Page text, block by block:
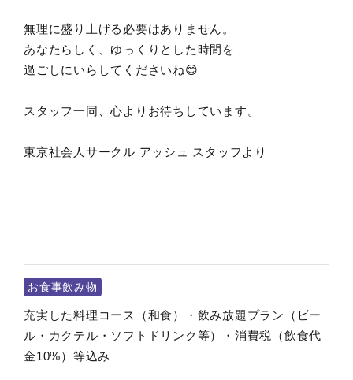
無理に盛り上げる必要はありません。
あなたらしく、ゆっくりとした時間を
過ごしにいらしてくださいね😊
スタッフ一同、心よりお待ちしています。
東京社会人サークル アッシュ スタッフより
お食事飲み物
充実した料理コース（和食）・飲み放題プラン（ビー
ル・カクテル・ソフトドリンク等）・消費税（飲食代
金10%）等込み